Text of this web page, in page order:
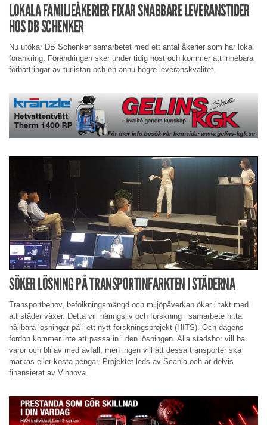
LOKALA FAMILJEÅKERIER FIXAR SNABBARE LEVERANSTIDER
HOS DB SCHENKER
Nu utökar DB Schenker samarbetet med ett antal åkerier som har lokal
förankring. Förändringen sker under tidig höst och kommer att innebära
förbättringar av turlistan och en ännu högre leveranskvalitet.
SÖKER LÖSNING PÅ TRANSPORTINFARKTEN I STÄDERNA
Transportbehov, befolkningsmängd och miljöpåverkan ökar i takt med
att städer växer. Detta vill näringsliv och forskning i samarbete hitta
hållbara lösningar på i ett nytt forskningsprojekt (HITS). Och dagens
fordon kommer inte att passa in i den lösningen. Alla stadsbor vill ha
varor och bli av med avfall, men ingen vill att dessa transporter ska
märkas eller kosta pengar. Projektet leds av Scania och är delvis
finansierat av Vinnova.